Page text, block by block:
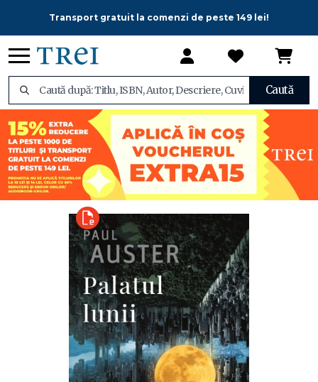
Transport gratuit la comenzi de peste 149 lei!
Caută